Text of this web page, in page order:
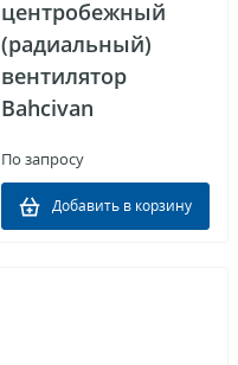
центробежный
(радиальный)
вентилятор
Bahcivan
По запросу
Добавить в корзину